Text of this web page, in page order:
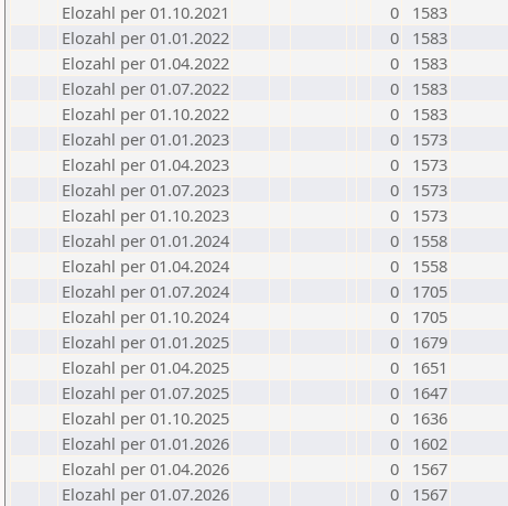
Elozahl per 01.10.2021
0
1583
Elozahl per 01.01.2022
0
1583
Elozahl per 01.04.2022
0
1583
Elozahl per 01.07.2022
0
1583
Elozahl per 01.10.2022
0
1583
Elozahl per 01.01.2023
0
1573
Elozahl per 01.04.2023
0
1573
Elozahl per 01.07.2023
0
1573
Elozahl per 01.10.2023
0
1573
Elozahl per 01.01.2024
0
1558
Elozahl per 01.04.2024
0
1558
Elozahl per 01.07.2024
0
1705
Elozahl per 01.10.2024
0
1705
Elozahl per 01.01.2025
0
1679
Elozahl per 01.04.2025
0
1651
Elozahl per 01.07.2025
0
1647
Elozahl per 01.10.2025
0
1636
Elozahl per 01.01.2026
0
1602
Elozahl per 01.04.2026
0
1567
Elozahl per 01.07.2026
0 1567